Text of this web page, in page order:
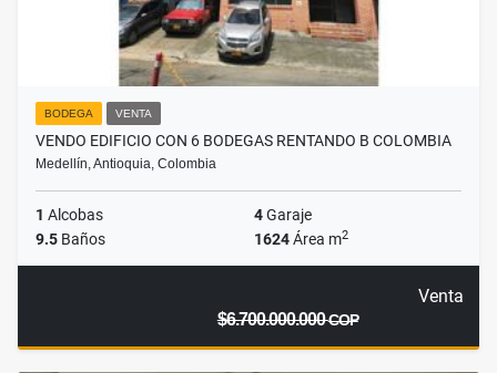
BODEGA VENTA
VENDO EDIFICIO CON 6 BODEGAS RENTANDO B COLOMBIA
Medellín, Antioquia, Colombia
1 Alcobas 4Garaje
9.5 Baños 1624Área m2
Venta
$6.700.000.000COP